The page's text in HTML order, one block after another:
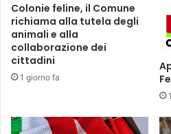
A
N
N
I
I
r
d
e
l
m
e
Colonie feline, il Comune
richiama alla tutela degli
animali e alla
collaborazione dei
cittadini
1 giorno fa